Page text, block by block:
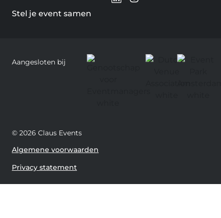
Stel je event samen
Aangesloten bij
© 2026 Claus Events
Algemene voorwaarden
Privacy statement